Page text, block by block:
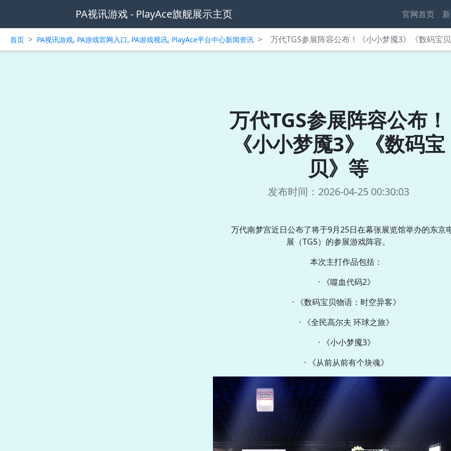
PA视讯游戏 - PlayAce旗舰展示主页 官网首页
首页 > PA视讯游戏, PA游戏官网入口, PA游戏视讯, PlayAce平台中心新闻资讯 > 万代TGS参展阵容公布！《小小梦魇3》《数码宝
万代TGS参展阵容公布！
《小小梦魇3》《数码宝
贝》等
发布时间：2026-04-25 00:30:03
万代南梦宫近日公布了将于9月25日在幕张展览馆举办的东京
展（TGS）的参展游戏阵容。
本次主打作品包括：
· 《噬血代码2》
· 《数码宝贝物语：时空异客》
· 《全民高尔夫 环球之旅》
· 《小小梦魇3》
· 《从前从前有个块魂》